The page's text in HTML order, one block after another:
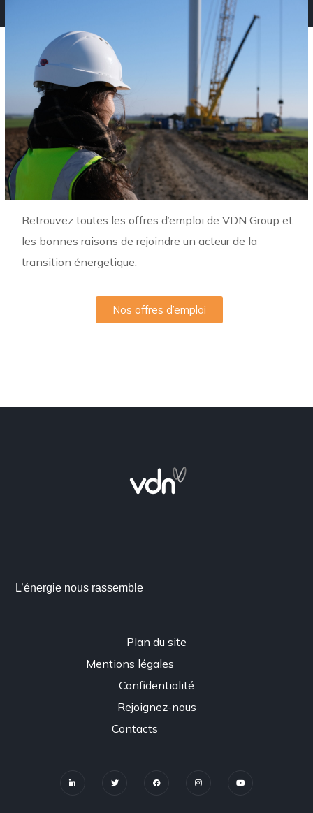
Retrouvez toutes les offres d’emploi de VDN Group et
les bonnes raisons de rejoindre un acteur de la
transition énergetique.
Nos offres d’emploi
L’énergie nous rassemble
Plan du site
Mentions légales
Confidentialité
Rejoignez-nous
Contacts